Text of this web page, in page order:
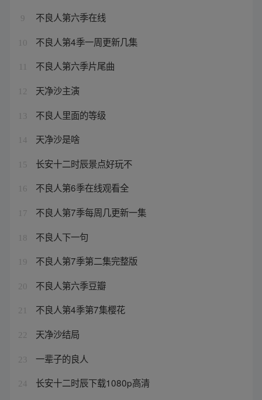
9 不良人第六季在线
10 不良人第4季一周更新几集
不良人第六季片尾曲
12 天净沙主演
13 不良人里面的等级
14 天净沙是啥
15 长安十二时辰景点好玩不
16 不良人第6季在线观看全
17 不良人第7季每周几更新一集
18 不良人下一句
19 不良人第7季第二集完整版
20 不良人第六季豆瓣
21 不良人第4季第7集樱花
22 天净沙结局
23 一辈子的良人
24 长安十二时辰下载1080p高清